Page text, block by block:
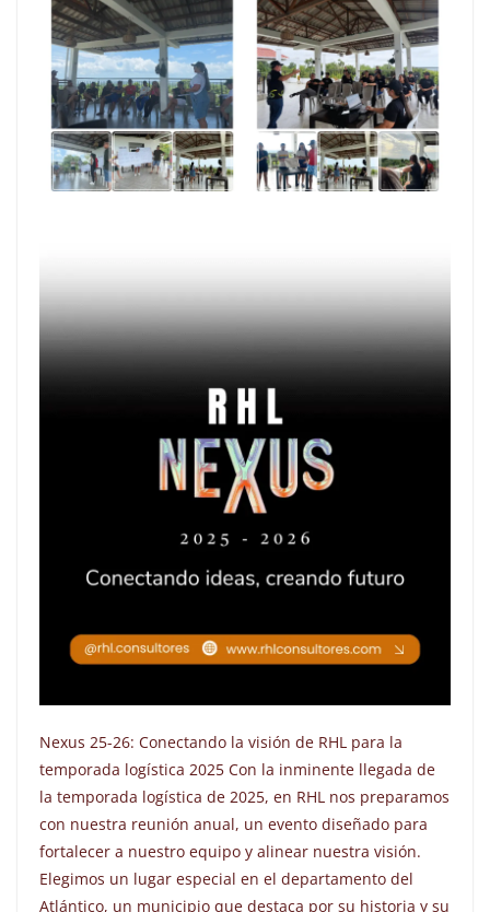
Nexus 25-26: Conectando la visión de RHL para la
temporada logística 2025 Con la inminente llegada de
la temporada logística de 2025, en RHL nos preparamos
con nuestra reunión anual, un evento diseñado para
fortalecer a nuestro equipo y alinear nuestra visión.
Elegimos un lugar especial en el departamento del
Atlántico, un municipio que destaca por su historia y su